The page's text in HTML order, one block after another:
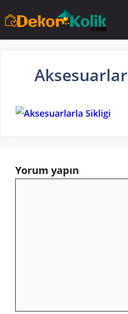
atla
Yorum yapın